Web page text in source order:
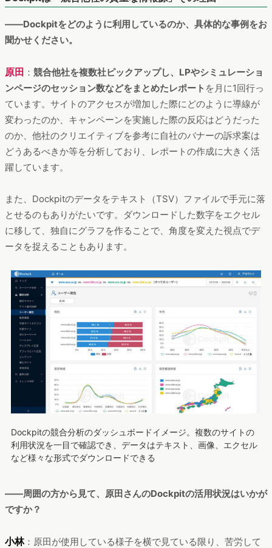
――Dockpitをどのように利用しているのか、具体的な事例をお
聞かせください。
原田 ： 競合他社を​​複数社ピックアップし、LPやシミュレーショ
ンページのセッション数などをまとめたレポート を月に1回行っ
ています。サイトのアクセスが増加した際にどのように導線が
変わったのか、キャンペーンを実施した際の反応はどうだった
のか、他社のクリエイティブを参考に自社のバナーの訴求案は
どうあるべきか等を分析しており、レポートの作成に大きく活
躍しています。
また、Dockpitのデータをテキスト（TSV）ファイルで手元に落
とせるのもありがたいです。ダウンロードした数字をエクセル
に移して、独自にグラフを作ることで、角度を変えた視点でデ
ータを捉えることもあります。
Dockpitの競合分析のダッシュボードイメージ。複数のサイトの
利用状況を一目で確認でき、データはテキスト、画像、エクセル
など様々な形式でダウンロードできる
――周囲の方から見て、原田さんのDockpitの活用状況はいかが
ですか？
小林：原田が使用している様子を横で見ている限り、苦労して